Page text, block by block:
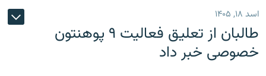
اسد ۱۸, ۱۴۰۵
طالبان از تعلیق فعالیت ۹ پوهنتون
خصوصی خبر داد